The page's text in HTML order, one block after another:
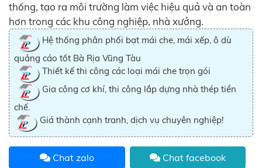
thống, tạo ra môi trường làm việc hiệu quả và an toàn
hơn trong các khu công nghiệp, nhà xưởng.
Hệ thống phân phối bạt mái che, mái xếp, ô dù
quảng cáo tốt Bà Rịa Vũng Tàu
Thiết kế thi công các loại mái che trọn gói
Gia công cơ khí, thi công lắp dựng nhà thép tiền
chế.
Giá thành cạnh tranh, dịch vụ chuyên nghiệp!
Chat zalo Chat facebook